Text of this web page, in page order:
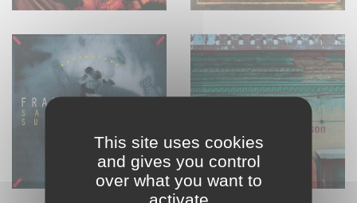
This site uses cookies
and gives you control
over what you want to
activate